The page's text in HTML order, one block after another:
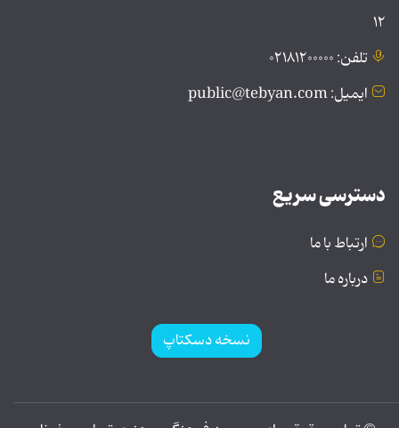
۱۲
تلفن: ۰۲۱۸۱۲۰۰۰۰۰
ایمیل: public@tebyan.com
دسترسی سریع
ارتباط با ما
درباره ما
نسخه دسکتاپ